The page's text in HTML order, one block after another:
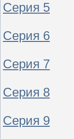
Серия 5
Серия 6
Серия 7
Серия 8
Серия 9